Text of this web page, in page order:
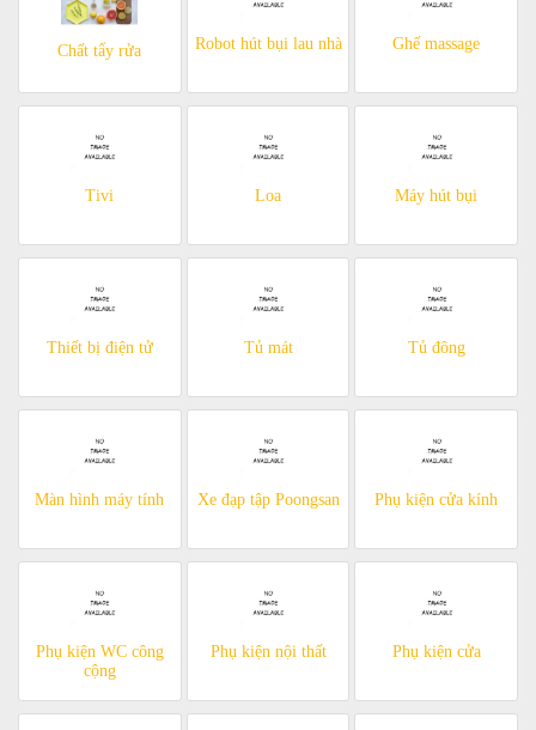
Chất tẩy rửa Robot hút bụi lau nhà Ghế massage
Tivi Loa Máy hút bụi
Thiết bị điện tử Tủ mát Tủ đông
Màn hình máy tính Xe đạp tập Poongsan Phụ kiện cửa kính
Phụ kiện WC công
cộng
Phụ kiện nội thất Phụ kiện cửa